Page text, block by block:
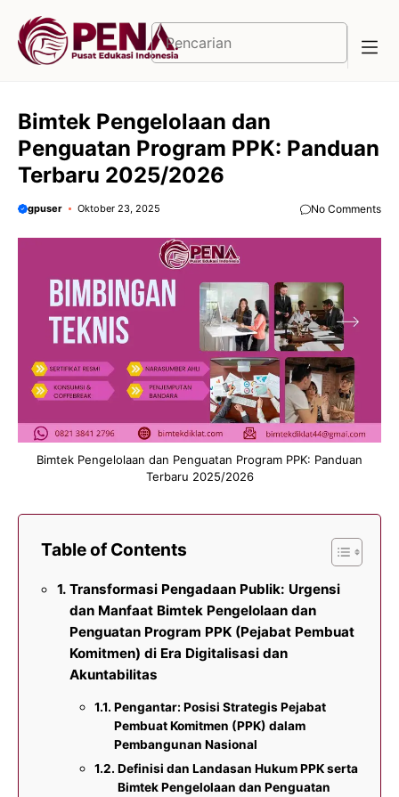
Cari
Bimtek Pengelolaan dan
Penguatan Program PPK: Panduan
Terbaru 2025/2026
gpuser Oktober 23, 2025 No Comments
Bimtek Pengelolaan dan Penguatan Program PPK: Panduan
Terbaru 2025/2026
Table of Contents
Transformasi Pengadaan Publik: Urgensi
dan Manfaat Bimtek Pengelolaan dan
Penguatan Program PPK (Pejabat Pembuat
Komitmen) di Era Digitalisasi dan
Akuntabilitas
Pengantar: Posisi Strategis Pejabat
Pembuat Komitmen (PPK) dalam
Pembangunan Nasional
Definisi dan Landasan Hukum PPK serta
Bimtek Pengelolaan dan Penguatan